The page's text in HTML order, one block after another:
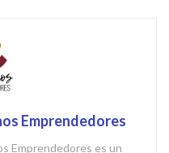
Emprendedores
Emprendedores es un